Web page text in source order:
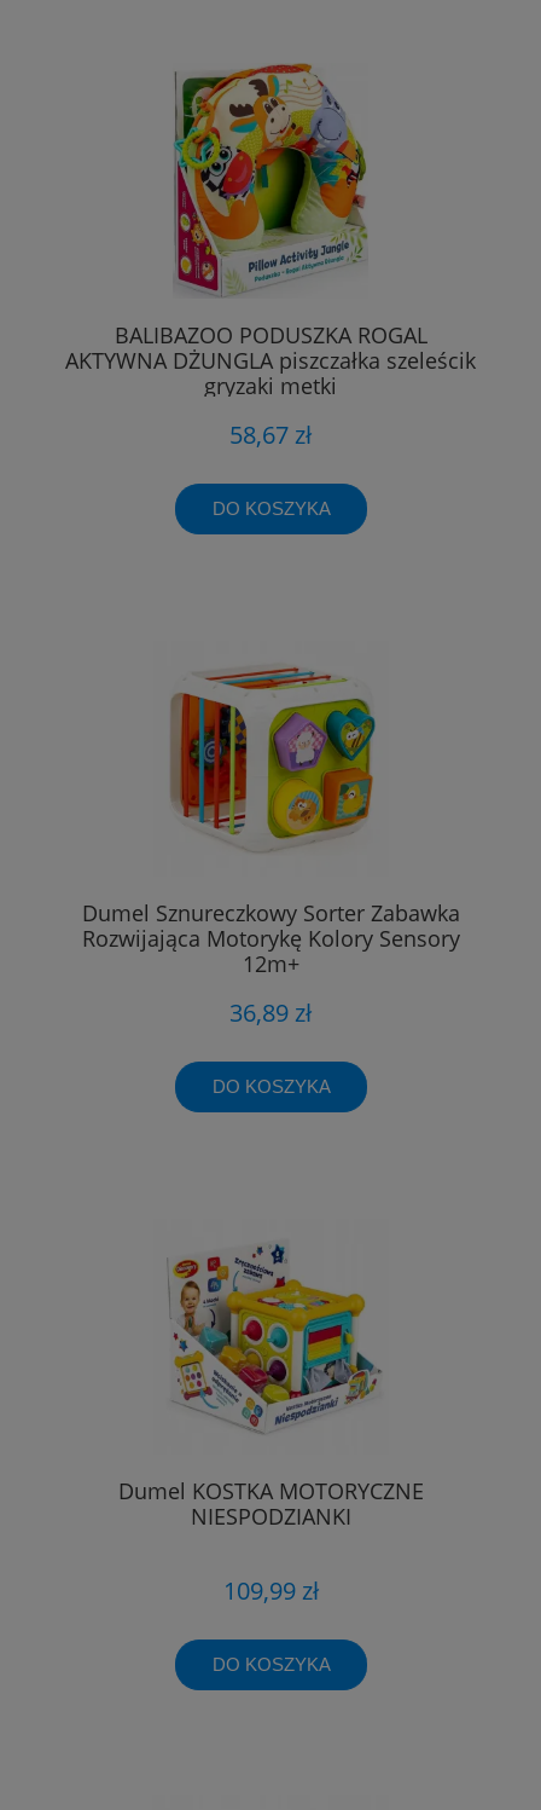
BALIBAZOO PODUSZKA ROGAL
AKTYWNA DŻUNGLA piszczałka szeleścik
gryzaki metki
58,67 zł
DO KOSZYKA
Dumel Sznureczkowy Sorter Zabawka
Rozwijająca Motorykę Kolory Sensory
12m+
36,89 zł
DO KOSZYKA
Dumel KOSTKA MOTORYCZNE
NIESPODZIANKI
109,99 zł
DO KOSZYKA